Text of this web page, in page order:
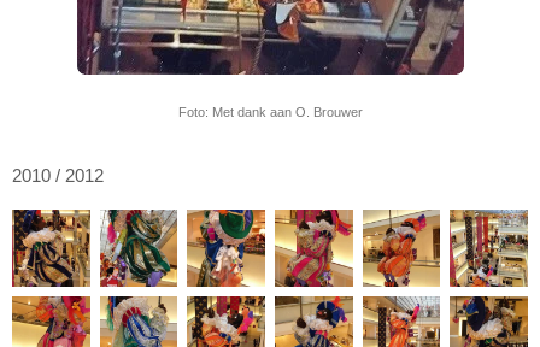
Foto: Met dank aan O. Brouwer
2010 / 2012